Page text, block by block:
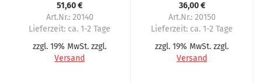
51,60 €
Art.Nr.: 20140
Lieferzeit: ca. 1-2 Tage
zzgl. 19% MwSt. zzgl.
Versand
Omnimatic P90
36,00 €
Art.Nr.: 20150
Lieferzeit: ca. 1-2 Tage
zzgl. 19% MwSt. zzgl.
Versand